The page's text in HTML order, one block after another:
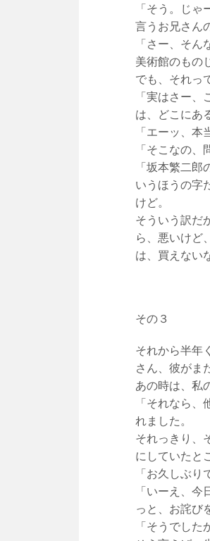
「そう。じ
言うお兄さん
「さー、そ
美術館のもの
でも、それっ
「実はさー
は、どこにあ
「エーッ、
「そこなの
「坂本繁二
いうほうの字
けど。
そういう訳だ
ら、悪いけど
は、買えない
その３
それから半年
さん、彼がま
あの時は、私
「それなら
れました。
それっきり、
にしていたと
「お久しぶり
「いーえ、
っと、お詫び
「そうでし